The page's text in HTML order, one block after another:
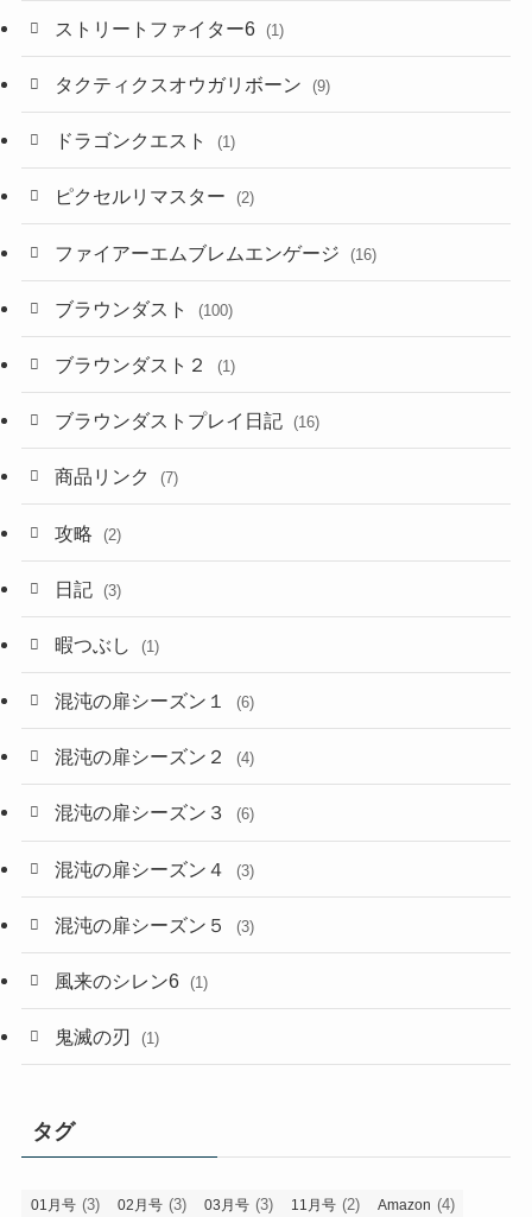
ストリートファイター6 (1)
タクティクスオウガリボーン (9)
ドラゴンクエスト (1)
ピクセルリマスター (2)
ファイアーエムブレムエンゲージ (16)
ブラウンダスト (100)
ブラウンダスト２ (1)
ブラウンダストプレイ日記 (16)
商品リンク (7)
攻略 (2)
日記 (3)
暇つぶし (1)
混沌の扉シーズン１ (6)
混沌の扉シーズン２ (4)
混沌の扉シーズン３ (6)
混沌の扉シーズン４ (3)
混沌の扉シーズン５ (3)
風来のシレン6 (1)
鬼滅の刃 (1)
タグ
01月号 (3) 02月号 (3) 03月号 (3) 11月号 (2) Amazon (4)